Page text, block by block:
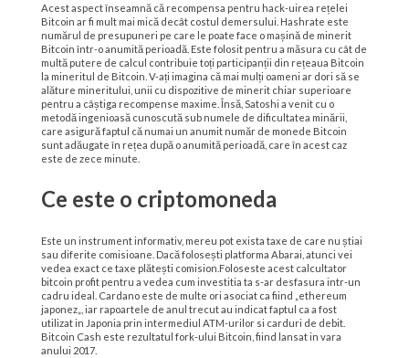
Acest aspect înseamnă că recompensa pentru hack-uirea rețelei
Bitcoin ar fi mult mai mică decât costul demersului. Hashrate este
numărul de presupuneri pe care le poate face o mașină de minerit
Bitcoin într-o anumită perioadă. Este folosit pentru a măsura cu cât de
multă putere de calcul contribuie toți participanții din rețeaua Bitcoin
la mineritul de Bitcoin. V-ați imagina că mai mulți oameni ar dori să se
alăture mineritului, unii cu dispozitive de minerit chiar superioare
pentru a câștiga recompense maxime. Însă, Satoshi a venit cu o
metodă ingenioasă cunoscută sub numele de dificultatea minării,
care asigură faptul că numai un anumit număr de monede Bitcoin
sunt adăugate în rețea după o anumită perioadă, care în acest caz
este de zece minute.
Ce este o criptomoneda
Este un instrument informativ, mereu pot exista taxe de care nu știai
sau diferite comisioane. Dacă folosești platforma Abarai, atunci vei
vedea exact ce taxe plătești comision.Foloseste acest calcultator
bitcoin profit pentru a vedea cum investitia ta s-ar desfasura intr-un
cadru ideal. Cardano este de multe ori asociat ca fiind „ethereum
japonez„, iar rapoartele de anul trecut au indicat faptul ca a fost
utilizat in Japonia prin intermediul ATM-urilor si carduri de debit.
Bitcoin Cash este rezultatul fork-ului Bitcoin, fiind lansat in vara
anului 2017.